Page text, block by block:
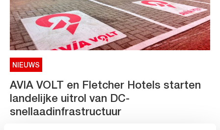
NIEUWS
AVIA VOLT en Fletcher Hotels starten
landelijke uitrol van DC-
snellaadinfrastructuur